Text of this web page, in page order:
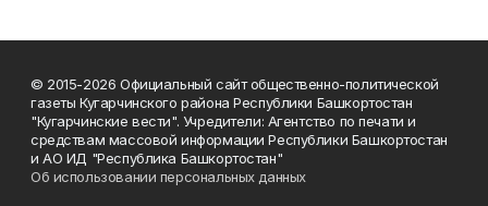
© 2015-2026 Официальный сайт общественно-политической
газеты Кугарчинского района Республики Башкортостан
"Кугарчинские вести". Учредители: Агентство по печати и
средствам массовой информации Республики Башкортостан
и АО ИД "Республика Башкортостан"
Об использовании персональных данных